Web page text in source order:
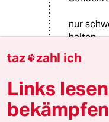
nur
halten.
Der
sind
taz zahl ich
Links
bekämpfen